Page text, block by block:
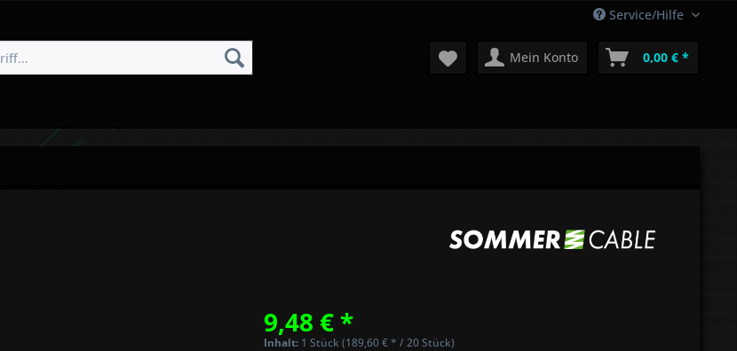
Service/Hilfe
Mein Konto 0,00 € *
9,48 € *
Inhalt: 1 Stück (189,60 € * / 20 Stück)